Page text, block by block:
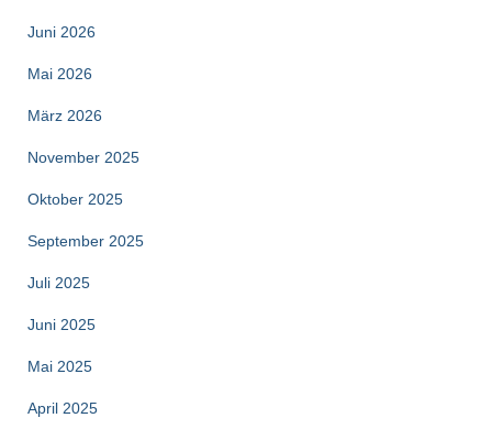
Juni 2026
Mai 2026
März 2026
November 2025
Oktober 2025
September 2025
Juli 2025
Juni 2025
Mai 2025
April 2025